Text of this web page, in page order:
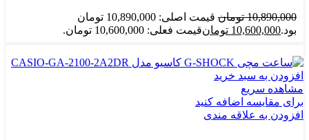
10,890,000 تومان
قیمت اصلی: 10,890,000 تومان
بود.10,600,000 تومانقیمت فعلی: 10,600,000 تومان.
افزودن به سبد خرید
مشاهده سریع
برای مقایسه اضافه کنید
افزودن به علاقه مندی